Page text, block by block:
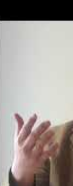
für neu
Einigung – neuer
Fachinstitut für
sind
integriert die